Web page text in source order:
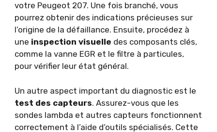
votre Peugeot 207. Une fois branché, vous
pourrez obtenir des indications précieuses sur
l’origine de la défaillance. Ensuite, procédez à
une inspection visuelle des composants clés,
comme la vanne EGR et le filtre à particules,
pour vérifier leur état général.
Un autre aspect important du diagnostic est le
test des capteurs. Assurez-vous que les
sondes lambda et autres capteurs fonctionnent
correctement à l’aide d’outils spécialisés. Cette